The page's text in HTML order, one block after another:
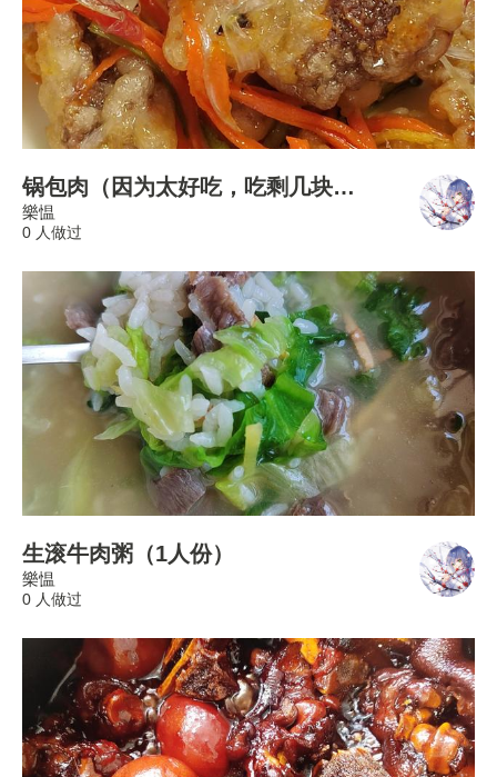
锅包肉（因为太好吃，吃剩几块才想起拍照）
樂愠
0 人做过
生滚牛肉粥（1人份）
樂愠
0 人做过